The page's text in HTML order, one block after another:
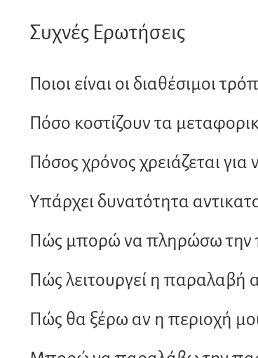
Συχνές Ερωτήσεις
Ποιοι είναι οι διαθέσιμοι
Πόσο κοστίζουν τα
Πόσος χρόνος χρειάζεται
Υπάρχει δυνατότητα
Πώς μπορώ να πληρώσω την
Πώς λειτουργεί η παραλαβή
Πώς θα ξέρω αν η περιοχή